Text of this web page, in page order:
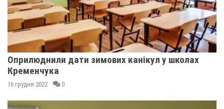
Оприлюднили дати зимових канікул у школах
Кременчука
16 грудня 2022 0